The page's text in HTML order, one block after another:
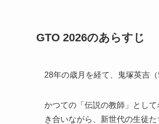
GTO 2026のあらすじ
28年の歳月を経て、鬼塚英吉
かつての「伝説の教師」とし
き合いながら、新世代の生徒